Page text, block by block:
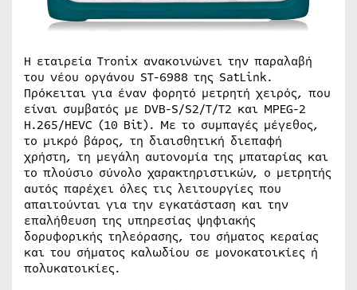
Η εταιρεία Tronix ανακοινώνει την παραλαβή
του νέου οργάνου ST-6988 της SatLink.
Πρόκειται για έναν φορητό μετρητή χειρός, που
είναι συμβατός με DVB-S/S2/T/T2 και MPEG-2
H.265/HEVC (10 Bit). Με το συμπαγές μέγεθος,
το μικρό βάρος, τη διαισθητική διεπαφή
χρήστη, τη μεγάλη αυτονομία της μπαταρίας και
το πλούσιο σύνολο χαρακτηριστικών, ο μετρητής
αυτός παρέχει όλες τις λειτουργίες που
απαιτούνται για την εγκατάσταση και την
επαλήθευση της υπηρεσίας ψηφιακής
δορυφορικής τηλεόρασης, του σήματος κεραίας
και του σήματος καλωδίου σε μονοκατοικίες ή
πολυκατοικίες.